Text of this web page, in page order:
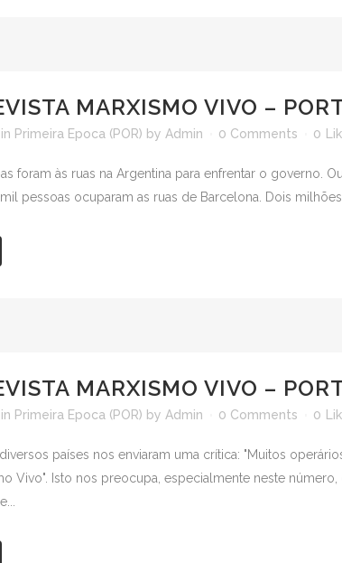
MARXISMO VIVO –
in Primeira Epoca (POR) by Admin 0 Comments 0
foram às ruas na Argentina para enfrentar o
pessoas ocuparam as ruas de Barcelona. Dois milhões
MARXISMO VIVO –
in Primeira Epoca (POR) by Admin 0 Comments 0
países nos enviaram uma crítica: "Muitos
Vivo". Isto nos preocupa, especialmente neste